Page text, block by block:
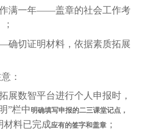
满一年——盖章的社会工作考
；
确切证明材料，依据素质拓展
：
展数智平台进行个人申报时，
”栏中 明确填写申报的二三课堂记点，
材料已完成应有的签字和盖章 ；